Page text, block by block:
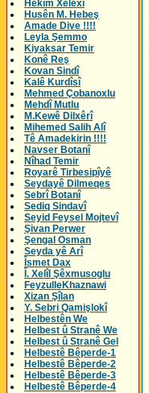
Hekîm Xêlexî
Husên M. Hebeş
Amade Dive !!!!
Leyla Şemmo
Kiyaksar Temir
Konê Reş
Kovan Sindî
Kalê Kurdîsî
Mehmed Çobanoxlu
Mehdî Mutlu
M.Kewê Dilxêrî
Mihemed Salih Alî
Tê Amadekirin !!!!
Navser Botanî
Nîhad Temir
Royarê Tirbesipîyê
Seydayê Dilmeqes
Sebrî Botanî
Sediq Sindavî
Seyid Feysel Mojtevî
Şivan Perwer
Şengal Osman
Seyda yê Arî
Îsmet Dax
Î. Xelîl Şêxmusoglu
FeyzulleKhaznawi
Xizan Şîlan
Y. Sebri Qamişlokî
Helbestên We
Helbest û Stranê We
Helbest û Stranê Gel
Helbestê Bêperde-1
Helbestê Bêperde-2
Helbestê Bêperde-3
Helbestê Bêperde-4